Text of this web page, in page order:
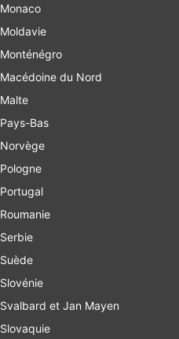
Monaco
Moldavie
Monténégro
Macédoine du Nord
Malte
Pays-Bas
Norvège
Pologne
Portugal
Roumanie
Serbie
Suède
Slovénie
Svalbard et Jan Mayen
Slovaquie